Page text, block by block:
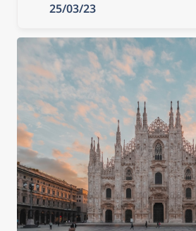
25/03/23